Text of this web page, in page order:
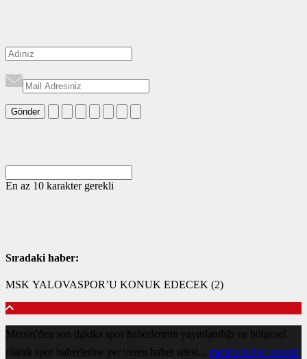
Gönder
En az 10 karakter gerekli
Sıradaki haber:
MSK YALOVASPOR’U KONUK EDECEK (2)
Mersin'den son dakika spor haberlerinin yayınlandığı ve bölgesel
olarak spor haberlerine yer veren haber sitesi... mersin haber mersin